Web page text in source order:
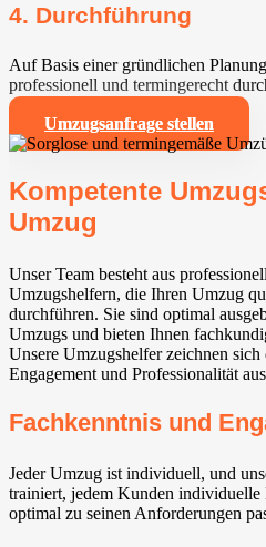
4. Durchführung
Auf Basis einer gründlichen
professionell und termingerecht
Umzugsanfrage stellen
Kompetente
Umzug
Unser Team besteht aus
Umzugshelfern, die Ihren Umzug
durchführen. Sie sind optimal
Umzugs und bieten Ihnen
Unsere Umzugshelfer zeichnen
Engagement und Professionalität
Fachkenntnis und
Jeder Umzug ist individuell, und
trainiert, jedem Kunden individuelle
optimal zu seinen Anforderungen